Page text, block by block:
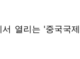
열리는 '중국